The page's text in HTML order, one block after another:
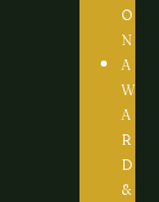
O
N
A
W
A
R
D
&